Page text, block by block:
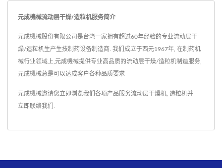
元成機械流动层干燥/造粒机服务简介
元成機械股份有限公司是台湾一家拥有超过60年经验的专业流动层干
燥/造粒机生产生技制药设备制造商. 我们成立于西元1967年, 在制药机
械行业领域上,元成機械提供专业高品质的流动层干燥/造粒机制造服务,
元成機械总是可以达成客户各种品质要求
元成機械邀请您立即浏览我们各项产品服务流动层干燥机 造粒机并
立即联络我们